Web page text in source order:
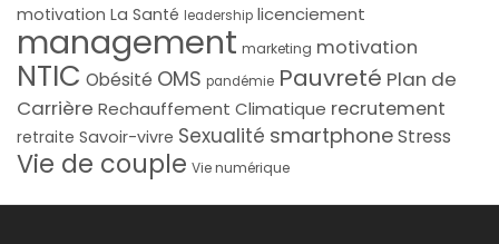
motivation La Santé leadership licenciement
management marketing motivation
NTIC Obésité OMS pandémie Pauvreté Plan de
Carrière Rechauffement Climatique recrutement
retraite Savoir-vivre Sexualité smartphoneStress
Vie de couple Vie numérique